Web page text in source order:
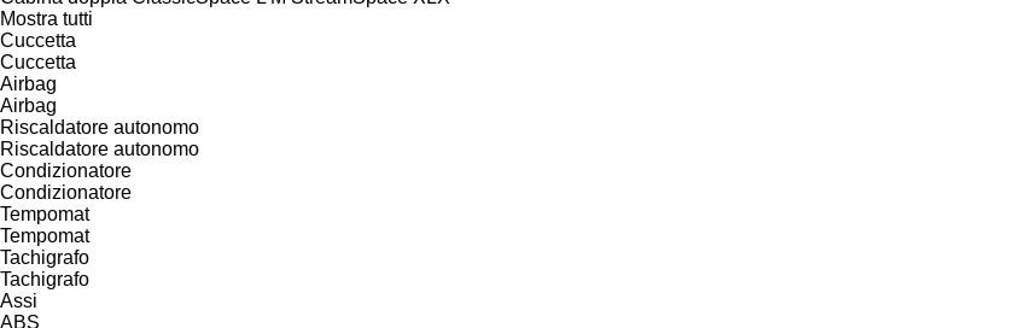
Mostra tutti
Cuccetta
Cuccetta
Airbag
Airbag
Riscaldatore autonomo
Riscaldatore autonomo
Condizionatore
Condizionatore
Tempomat
Tempomat
Tachigrafo
Tachigrafo
Assi
ABS